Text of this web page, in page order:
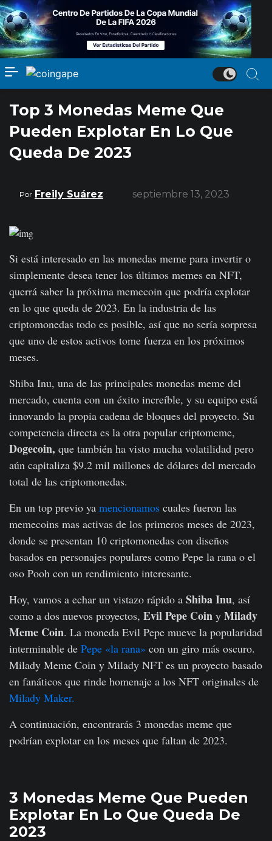
Top 3 Monedas Meme Que
Pueden Explotar En Lo Que
Queda De 2023
Por Freily Suárez septiembre 13, 2023
Si está interesado en las monedas meme para invertir o
simplemente desea tener los últimos memes en NFT,
querrá saber la próxima memecoin que podría explotar
en lo que queda de 2023. En la industria de las
criptomonedas todo es posible, así que no sería sorpresa
que uno de estos activos tome fuerza en los próximos
meses.
Shiba Inu, una de las principales monedas meme del
mercado, cuenta con un éxito increíble, y su equipo está
innovando la propia cadena de bloques del proyecto. Su
competencia directa es la otra popular criptomeme,
Dogecoin, que también ha visto mucha volatilidad pero
aún capitaliza $9.2 mil millones de dólares del mercado
total de las criptomonedas.
En un top previo ya mencionamos cuales fueron las
memecoins mas activas de los primeros meses de 2023,
donde se presentan 10 criptomonedas con diseños
basados en personajes populares como Pepe la rana o el
oso Pooh con un rendimiento interesante.
Hoy, vamos a echar un vistazo rápido a Shiba Inu, así
como a dos nuevos proyectos, Evil Pepe Coin y Milady
Meme Coin. La moneda Evil Pepe mueve la popularidad
interminable de Pepe «la rana» con un giro más oscuro.
Milady Meme Coin y Milady NFT es un proyecto basado
en fanáticos que rinde homenaje a los NFT originales de
Milady Maker.
A continuación, encontrarás 3 monedas meme que
podrían explotar en los meses que faltan de 2023.
3 Monedas Meme Que Pueden
Explotar En Lo Que Queda De
2023